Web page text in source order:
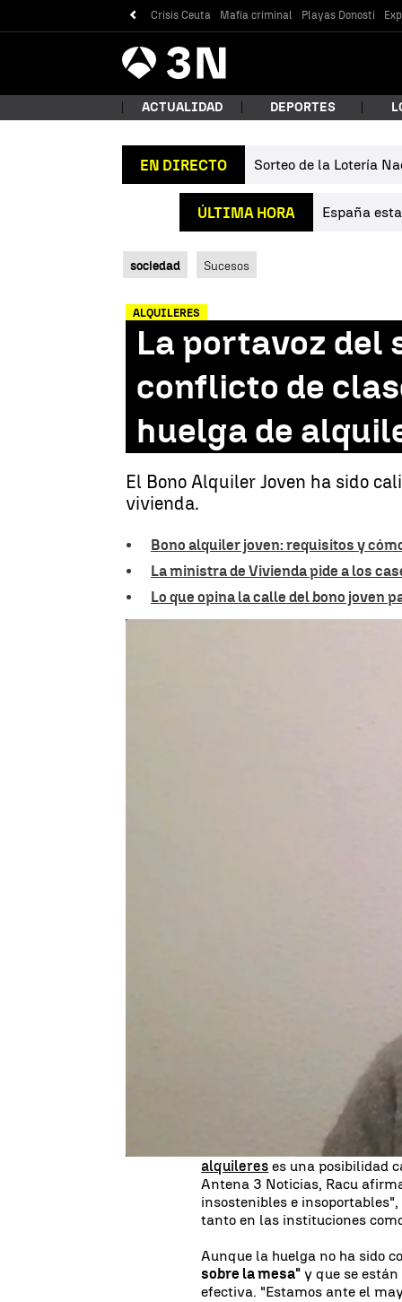
Crisis Ceuta Mafia criminal Playas Donosti
Antena
3 Noticias
ACTUALIDAD DEPORTES
EN DIRECTO Sorteo de la Lotería
ÚLTIMA HORA España
sociedad Sucesos
ALQUILERES
La portavoz del
conflicto de
huelga de
El Bono Alquiler Joven ha sido
vivienda.
Bono alquiler joven: requisitos y
La ministra de Vivienda pide a los
Lo que opina la calle del bono joven
sostenido de los precios del
Pedro
convocatoria del Bono Social
de los jóvenes en la
en el Consejo de Ministros
discrepancias dentro del
sigue en
representado por su portavoz
alquileres es una posibilidad
Antena 3 Noticias, Racu
insostenibles e
tanto en las instituciones
Aunque la huelga no ha sido
sobre la mesa" y que se
efectiva. "Estamos ante el